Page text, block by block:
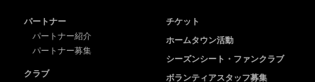
パートナー
パートナー紹介
パートナー募集
クラブ
チケット
ホームタウン活動
シーズンシート・ファンクラブ
ボランティアスタッフ募集